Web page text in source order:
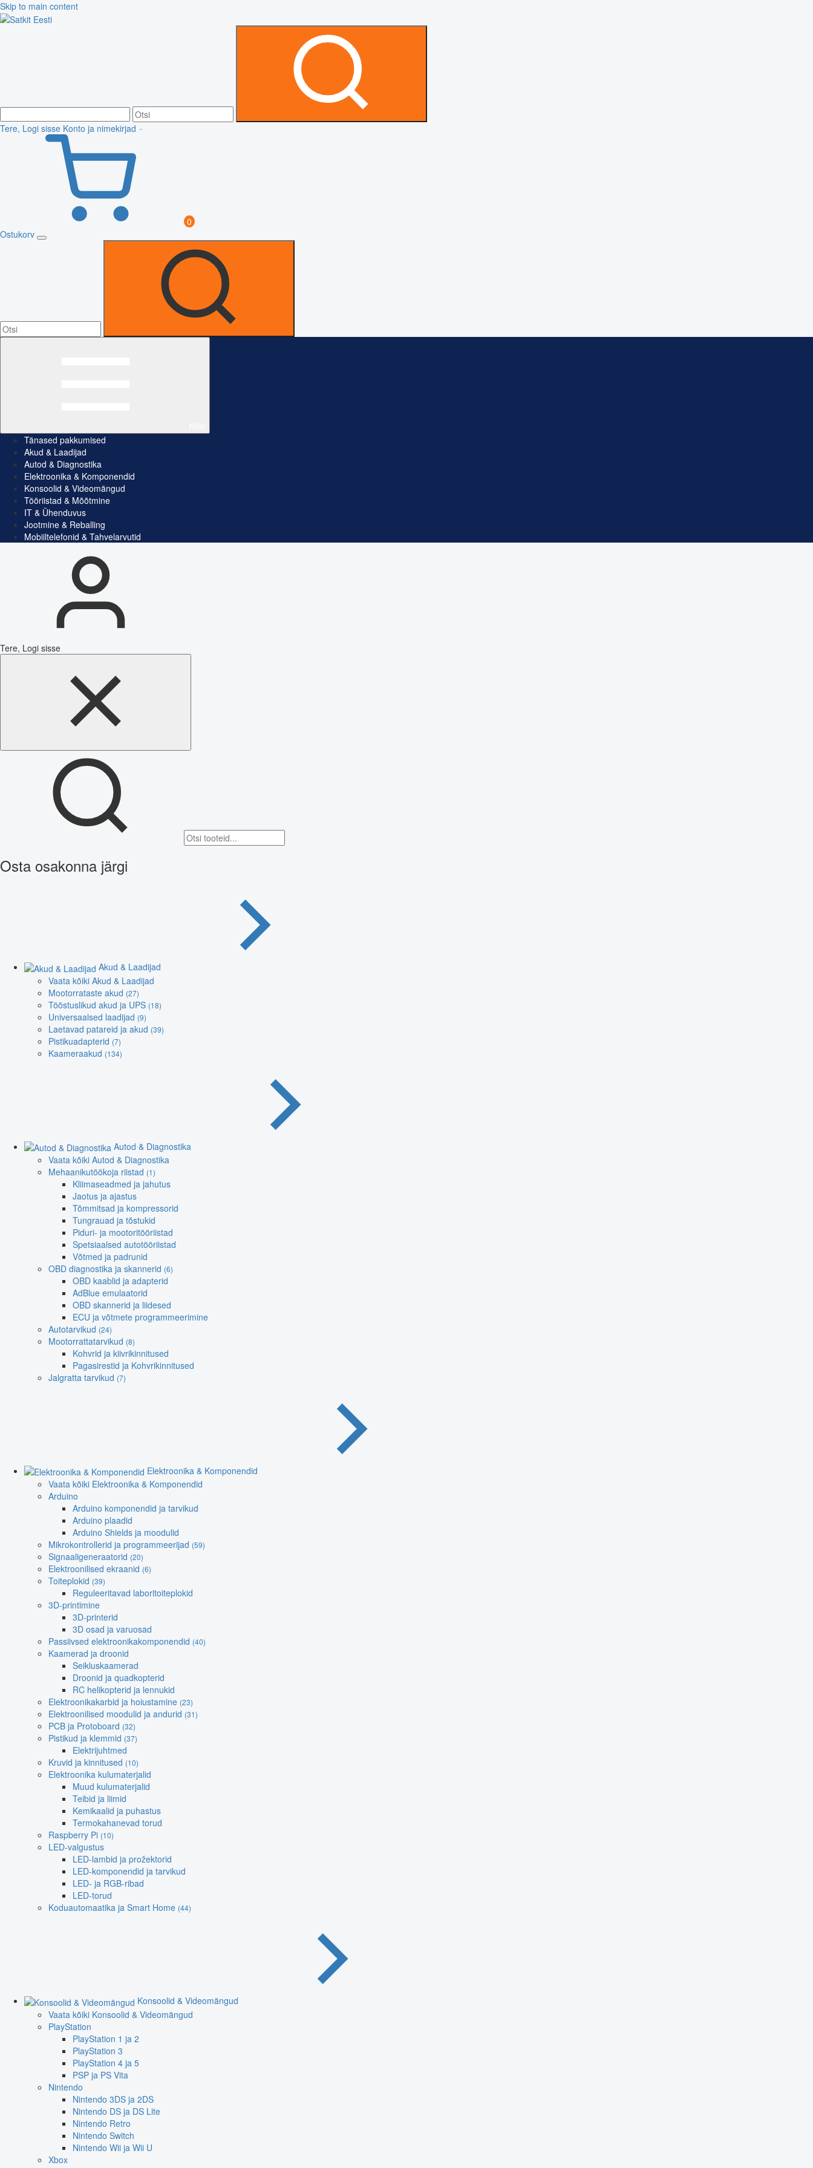
Skip to main content
Tere, Logi sisse Konto ja nimekirjad
0
Ostukorv
Tänased pakkumised
Akud & Laadijad
Autod & Diagnostika
Elektroonika & Komponendid
Konsoolid & Videomängud
Tööriistad & Mõõtmine
IT & Ühenduvus
Jootmine & Reballing
Mobiiltelefonid & Tahvelarvutid
Tere, Logi sisse
Osta osakonna järgi
Akud & Laadijad
Vaata kõiki Akud & Laadijad
Mootorrataste akud (27)
Tööstuslikud akud ja UPS (18)
Universaalsed laadijad (9)
Laetavad patareid ja akud (39)
Pistikuadapterid (7)
Kaameraakud (134)
Autod & Diagnostika
Vaata kõiki Autod & Diagnostika
Mehaanikutöökoja riistad (1)
Kliimaseadmed ja jahutus
Jaotus ja ajastus
Tõmmitsad ja kompressorid
Tungrauad ja tõstukid
Piduri- ja mootoritööriistad
Spetsiaalsed autotööriistad
Võtmed ja padrunid
OBD diagnostika ja skannerid (6)
OBD kaablid ja adapterid
AdBlue emulaatorid
OBD skannerid ja liidesed
ECU ja võtmete programmeerimine
Autotarvikud (24)
Mootorrattatarvikud (8)
Kohvrid ja kiivrikinnitused
Pagasirestid ja Kohvrikinnitused
Jalgratta tarvikud (7)
Elektroonika & Komponendid
Vaata kõiki Elektroonika & Komponendid
Arduino
Arduino komponendid ja tarvikud
Arduino plaadid
Arduino Shields ja moodulid
Mikrokontrollerid ja programmeerijad (59)
Signaaligeneraatorid (20)
Elektroonilised ekraanid (6)
Toiteplokid (39)
Reguleeritavad laboritoiteplokid
3D-printimine
3D-printerid
3D osad ja varuosad
Passiivsed elektroonikakomponendid (40)
Kaamerad ja droonid
Seikluskaamerad
Droonid ja quadkopterid
RC helikopterid ja lennukid
Elektroonikakarbid ja hoiustamine (23)
Elektroonilised moodulid ja andurid (31)
PCB ja Protoboard (32)
Pistikud ja klemmid (37)
Elektrijuhtmed
Kruvid ja kinnitused (10)
Elektroonika kulumaterjalid
Muud kulumaterjalid
Teibid ja liimid
Kemikaalid ja puhastus
Termokahanevad torud
Raspberry Pi (10)
LED-valgustus
LED-lambid ja prožektorid
LED-komponendid ja tarvikud
LED- ja RGB-ribad
LED-torud
Koduautomaatika ja Smart Home (44)
Konsoolid & Videomängud
Vaata kõiki Konsoolid & Videomängud
PlayStation
PlayStation 1 ja 2
PlayStation 3
PlayStation 4 ja 5
PSP ja PS Vita
Nintendo
Nintendo 3DS ja 2DS
Nintendo DS ja DS Lite
Nintendo Retro
Nintendo Switch
Nintendo Wii ja Wii U
Xbox